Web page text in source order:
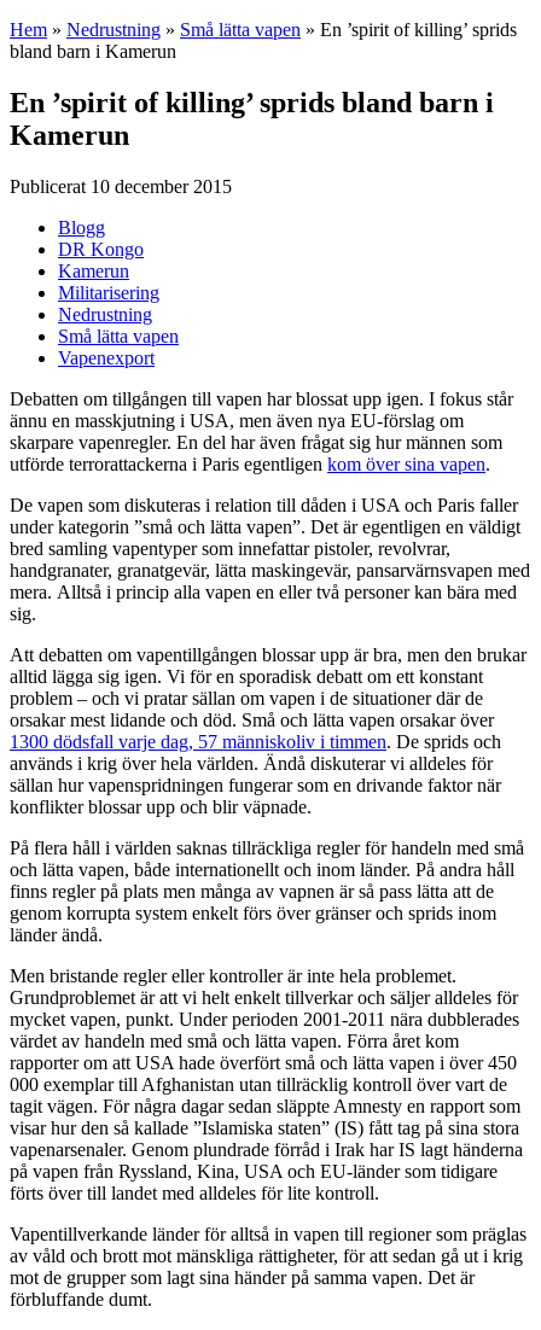
Hem » Nedrustning » Små lätta vapen » En ’spirit of killing’ sprids
bland barn i Kamerun
En ’spirit of killing’ sprids bland barn i
Kamerun
Publicerat 10 december 2015
Blogg
DR Kongo
Kamerun
Militarisering
Nedrustning
Små lätta vapen
Vapenexport
Debatten om tillgången till vapen har blossat upp igen. I fokus står
ännu en masskjutning i USA, men även nya EU-förslag om
skarpare vapenregler. En del har även frågat sig hur männen som
utförde terrorattackerna i Paris egentligen kom över sina vapen.
De vapen som diskuteras i relation till dåden i USA och Paris faller
under kategorin ”små och lätta vapen”. Det är egentligen en väldigt
bred samling vapentyper som innefattar pistoler, revolvrar,
handgranater, granatgevär, lätta maskingevär, pansarvärnsvapen med
mera. Alltså i princip alla vapen en eller två personer kan bära med
sig.
Att debatten om vapentillgången blossar upp är bra, men den brukar
alltid lägga sig igen. Vi för en sporadisk debatt om ett konstant
problem – och vi pratar sällan om vapen i de situationer där de
orsakar mest lidande och död. Små och lätta vapen orsakar över
1300 dödsfall varje dag, 57 människoliv i timmen. De sprids och
används i krig över hela världen. Ändå diskuterar vi alldeles för
sällan hur vapenspridningen fungerar som en drivande faktor när
konflikter blossar upp och blir väpnade.
På flera håll i världen saknas tillräckliga regler för handeln med små
och lätta vapen, både internationellt och inom länder. På andra håll
finns regler på plats men många av vapnen är så pass lätta att de
genom korrupta system enkelt förs över gränser och sprids inom
länder ändå.
Men bristande regler eller kontroller är inte hela problemet.
Grundproblemet är att vi helt enkelt tillverkar och säljer alldeles för
mycket vapen, punkt. Under perioden 2001-2011 nära dubblerades
värdet av handeln med små och lätta vapen. Förra året kom
rapporter om att USA hade överfört små och lätta vapen i över 450
000 exemplar till Afghanistan utan tillräcklig kontroll över vart de
tagit vägen. För några dagar sedan släppte Amnesty en rapport som
visar hur den så kallade ”Islamiska staten” (IS) fått tag på sina stora
vapenarsenaler. Genom plundrade förråd i Irak har IS lagt händerna
på vapen från Ryssland, Kina, USA och EU-länder som tidigare
förts över till landet med alldeles för lite kontroll.
Vapentillverkande länder för alltså in vapen till regioner som präglas
av våld och brott mot mänskliga rättigheter, för att sedan gå ut i krig
mot de grupper som lagt sina händer på samma vapen. Det är
förbluffande dumt.